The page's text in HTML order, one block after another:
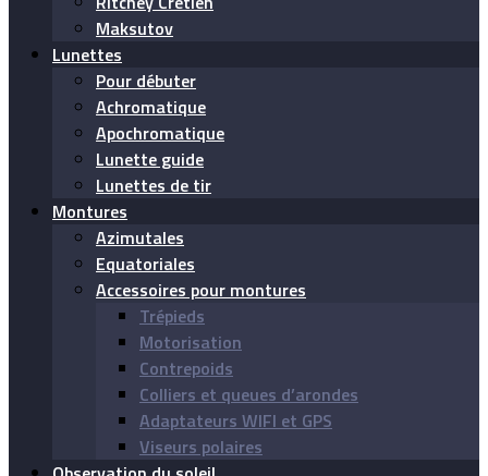
Maksutov
Lunettes
Pour débuter
Achromatique
Apochromatique
Lunette guide
Lunettes de tir
Montures
Azimutales
Equatoriales
Accessoires pour montures
Trépieds
Motorisation
Contrepoids
Colliers et queues d’arondes
Adaptateurs WIFI et GPS
Viseurs polaires